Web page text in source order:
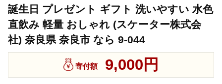
誕生日 プレゼント ギフト 洗いやすい 水色
直飲み 軽量 おしゃれ (スケーター株式会
社) 奈良県 奈良市 なら 9-044
寄付額 9,000円